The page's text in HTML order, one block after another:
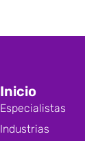
Inicio
Especialistas
Industrias